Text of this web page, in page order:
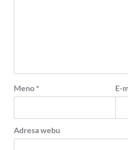
Meno * E-
Adresa webu